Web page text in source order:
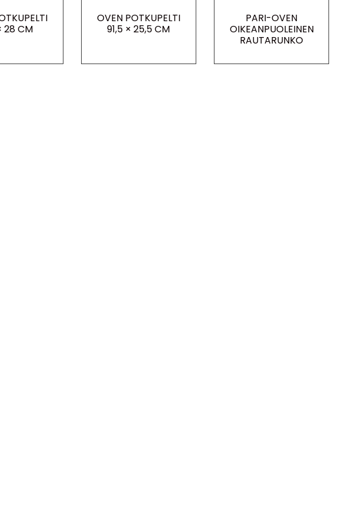
28 CM
OVEN POTKUPELTI
91,5 × 25,5 CM
PARI-OVEN
OIKEANPUOLEINEN
RAUTARUNKO